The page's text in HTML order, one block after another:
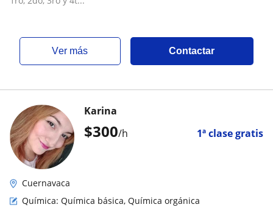
ver más Contactar
$300/h 1ª clase gratis
Karina
Cuernavaca
Química: Química básica, Química orgánica